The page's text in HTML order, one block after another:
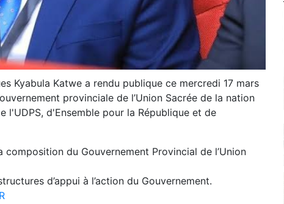
Kyabula Katwe a rendu publique ce mercredi 17 mars
provinciale de l’Union Sacrée de la nation
l'UDPS, d'Ensemble pour la République et de
du Gouvernement Provincial de l’Union
d’appui à l’action du Gouvernement.